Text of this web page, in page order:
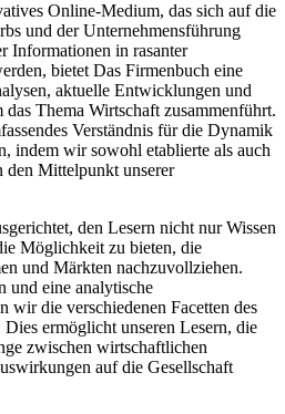
Online-Medium, das sich auf die
und der Unternehmensführung
Informationen in rasanter
bietet Das Firmenbuch eine
aktuelle Entwicklungen und
Thema Wirtschaft zusammenführt.
Verständnis für die Dynamik
indem wir sowohl etablierte als auch
den Mittelpunkt unserer
den Lesern nicht nur Wissen
Möglichkeit zu bieten, die
und Märkten nachzuvollziehen.
und eine analytische
wir die verschiedenen Facetten des
ermöglicht unseren Lesern, die
zwischen wirtschaftlichen
auf die Gesellschaft